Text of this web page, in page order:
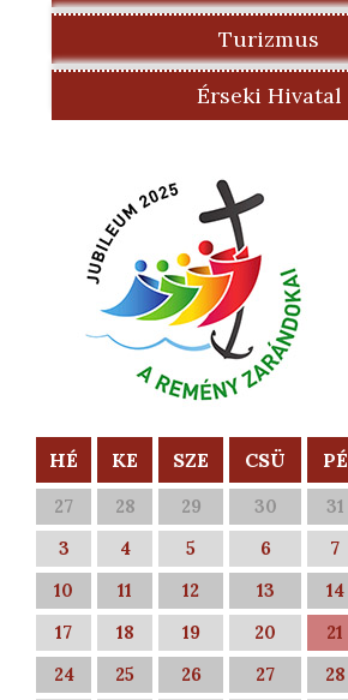
Turizmus
Érseki Hivatal
HÉ KE SZE CSÜ PÉ
27 28 29 30 31
3
4 5 6 7
10
11 12 13 14
17
18 19 20 21
24
25 26 27 28